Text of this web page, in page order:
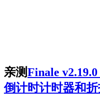
亲测Finale
倒计时计时器和